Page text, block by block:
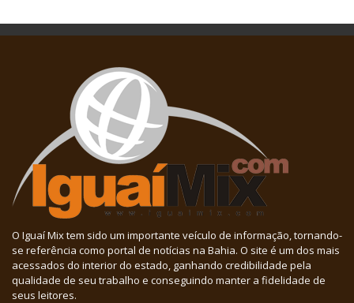
O Iguaí Mix tem sido um importante veículo de informação, tornando-
se referência como portal de notícias na Bahia. O site é um dos mais
acessados do interior do estado, ganhando credibilidade pela
qualidade de seu trabalho e conseguindo manter a fidelidade de
seus leitores.